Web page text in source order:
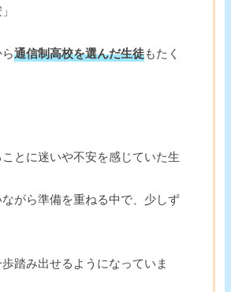
通信制高校を選んだ生徒もたく
とに迷いや不安を感じていた生
がら準備を重ねる中で、少しず
踏み出せるようになっていま